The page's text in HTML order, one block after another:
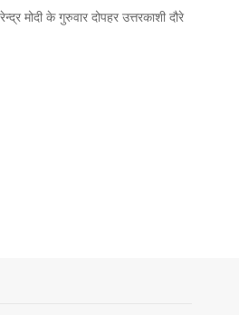
मोदी के गुरुवार दोपहर उत्तरकाशी दौरे